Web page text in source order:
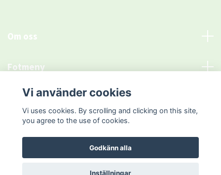
Om oss
Fotmeny
Sociala medier
© 2026 NLN agent Europe
Vi använder cookies
Vi uses cookies. By scrolling and clicking on this site,
you agree to the use of cookies.
Godkänn alla
Inställningar